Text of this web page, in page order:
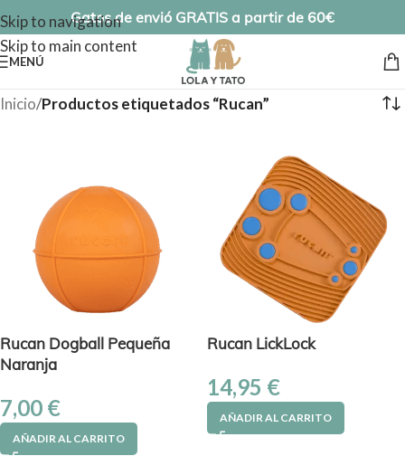
Skip to navigation
Skip to main content
Gatos de envió GRATIS a partir de 60€
MENÚ
Inicio/Productos etiquetados “Rucan”
Rucan Dogball Pequeña
Naranja
7,00 €
AÑADIR AL CARRITO
Rucan LickLock
14,95 €
AÑADIR AL CARRITO